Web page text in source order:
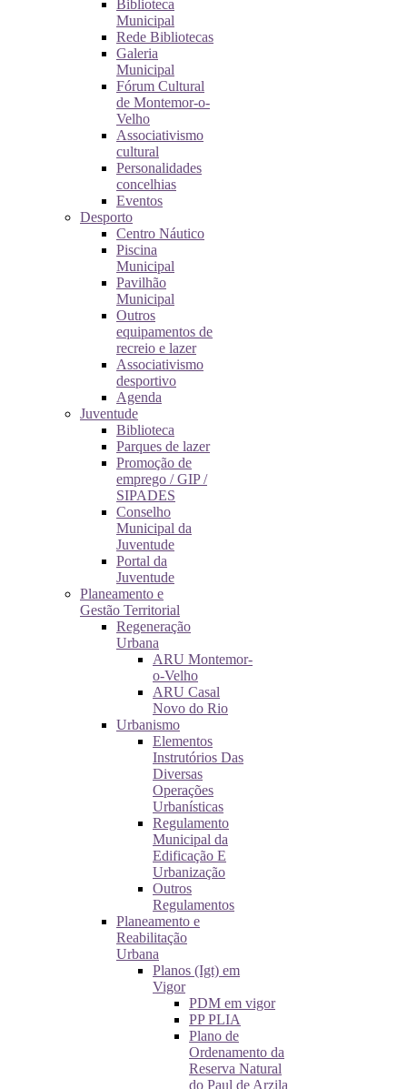
Biblioteca
Municipal
Rede Bibliotecas
Galeria
Municipal
Fórum Cultural
de Montemor-o-
Velho
Associativismo
cultural
Personalidades
concelhias
Eventos
Desporto
Centro Náutico
Piscina
Municipal
Pavilhão
Municipal
Outros
equipamentos de
recreio e lazer
Associativismo
desportivo
Agenda
Juventude
Biblioteca
Parques de lazer
Promoção de
emprego / GIP /
SIPADES
Conselho
Municipal da
Juventude
Portal da
Juventude
Planeamento e
Gestão Territorial
Regeneração
Urbana
ARU Montemor-
o-Velho
ARU Casal
Novo do Rio
Urbanismo
Elementos
Instrutórios Das
Diversas
Operações
Urbanísticas
Regulamento
Municipal da
Edificação E
Urbanização
Outros
Regulamentos
Planeamento e
Reabilitação
Urbana
Planos (Igt) em
Vigor
PDM em vigor
PP PLIA
Plano de
Ordenamento da
Reserva Natural
do Paul de Arzila